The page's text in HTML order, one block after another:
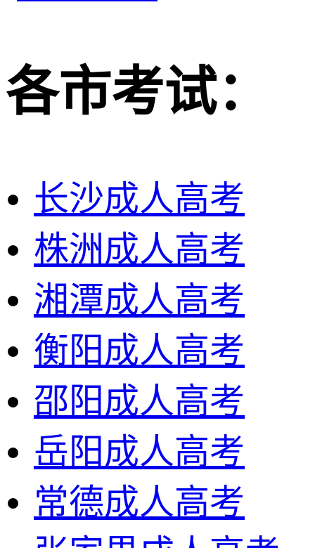
各市考试：
长沙成人高考
株洲成人高考
湘潭成人高考
衡阳成人高考
邵阳成人高考
岳阳成人高考
常德成人高考